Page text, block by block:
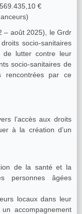
€
– août 2025), le Grdr
socio-sanitaires
de lutter contre leur
socio-sanitaires de
rencontrées par ce
l’accès aux droits
à la création d’un
de la santé et la
personnes âgées
locaux dans leur
accompagnement